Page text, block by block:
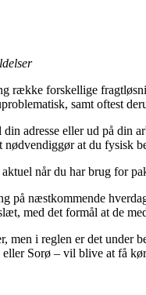
række forskellige
samt oftest
adresse eller ud på din
at du fysisk
når du har brug for
på næstkommende
med det formål at de
men i reglen er det
Sorø – vil blive at få